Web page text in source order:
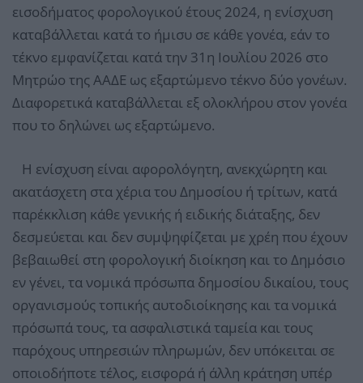
εισοδήματος φορολογικού έτους 2024, η ενίσχυση
καταβάλλεται κατά το ήμισυ σε κάθε γονέα, εάν το
τέκνο εμφανίζεται κατά την 31η Ιουλίου 2026 στο
Μητρώο της ΑΑΔΕ ως εξαρτώμενο τέκνο δύο γονέων.
Διαφορετικά καταβάλλεται εξ ολοκλήρου στον γονέα
που το δηλώνει ως εξαρτώμενο.
Η ενίσχυση είναι αφορολόγητη, ανεκχώρητη και
ακατάσχετη στα χέρια του Δημοσίου ή τρίτων, κατά
παρέκκλιση κάθε γενικής ή ειδικής διάταξης, δεν
δεσμεύεται και δεν συμψηφίζεται με χρέη που έχουν
βεβαιωθεί στη φορολογική διοίκηση και το Δημόσιο
εν γένει, τα νομικά πρόσωπα δημοσίου δικαίου, τους
οργανισμούς τοπικής αυτοδιοίκησης και τα νομικά
πρόσωπά τους, τα ασφαλιστικά ταμεία και τους
παρόχους υπηρεσιών πληρωμών, δεν υπόκειται σε
οποιοδήποτε τέλος, εισφορά ή άλλη κράτηση υπέρ